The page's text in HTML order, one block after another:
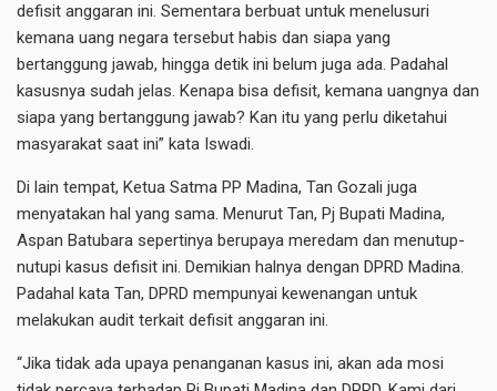
defisit anggaran ini. Sementara berbuat untuk menelusuri
kemana uang negara tersebut habis dan siapa yang
bertanggung jawab, hingga detik ini belum juga ada. Padahal
kasusnya sudah jelas. Kenapa bisa defisit, kemana uangnya dan
siapa yang bertanggung jawab? Kan itu yang perlu diketahui
masyarakat saat ini” kata Iswadi.
Di lain tempat, Ketua Satma PP Madina, Tan Gozali juga
menyatakan hal yang sama. Menurut Tan, Pj Bupati Madina,
Aspan Batubara sepertinya berupaya meredam dan menutup-
nutupi kasus defisit ini. Demikian halnya dengan DPRD Madina.
Padahal kata Tan, DPRD mempunyai kewenangan untuk
melakukan audit terkait defisit anggaran ini.
“Jika tidak ada upaya penanganan kasus ini, akan ada mosi